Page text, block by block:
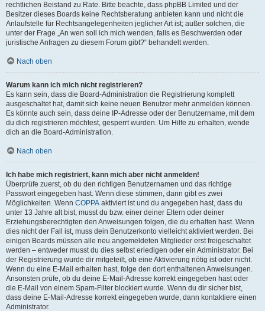
rechtlichen Beistand zu Rate. Bitte beachte, dass phpBB Limited und der
Besitzer dieses Boards keine Rechtsberatung anbieten kann und nicht die
Anlaufstelle für Rechtsangelegenheiten jeglicher Art ist; außer solchen, die
unter der Frage „An wen soll ich mich wenden, falls es Beschwerden oder
juristische Anfragen zu diesem Forum gibt?“ behandelt werden.
Nach oben
Warum kann ich mich nicht registrieren?
Es kann sein, dass die Board-Administration die Registrierung komplett
ausgeschaltet hat, damit sich keine neuen Benutzer mehr anmelden können.
Es könnte auch sein, dass deine IP-Adresse oder der Benutzername, mit dem
du dich registrieren möchtest, gesperrt wurden. Um Hilfe zu erhalten, wende
dich an die Board-Administration.
Nach oben
Ich habe mich registriert, kann mich aber nicht anmelden!
Überprüfe zuerst, ob du den richtigen Benutzernamen und das richtige
Passwort eingegeben hast. Wenn diese stimmen, dann gibt es zwei
Möglichkeiten. Wenn COPPA aktiviert ist und du angegeben hast, dass du
unter 13 Jahre alt bist, musst du bzw. einer deiner Eltern oder deiner
Erziehungsberechtigten den Anweisungen folgen, die du erhalten hast. Wenn
dies nicht der Fall ist, muss dein Benutzerkonto vielleicht aktiviert werden. Bei
einigen Boards müssen alle neu angemeldeten Mitglieder erst freigeschaltet
werden – entweder musst du dies selbst erledigen oder ein Administrator. Bei
der Registrierung wurde dir mitgeteilt, ob eine Aktivierung nötig ist oder nicht.
Wenn du eine E-Mail erhalten hast, folge den dort enthaltenen Anweisungen.
Ansonsten prüfe, ob du deine E-Mail-Adresse korrekt eingegeben hast oder
die E-Mail von einem Spam-Filter blockiert wurde. Wenn du dir sicher bist,
dass deine E-Mail-Adresse korrekt eingegeben wurde, dann kontaktiere einen
Administrator.